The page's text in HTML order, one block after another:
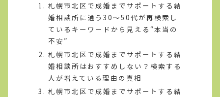
札幌市北区で成婚までサポートする結
婚相談所に通う30〜50代が再検索し
ているキーワードから見える“本当の
不安”
札幌市北区で成婚までサポートする結
婚相談所はおすすめしない？検索する
人が増えている理由の真相
札幌市北区で成婚までサポートする結